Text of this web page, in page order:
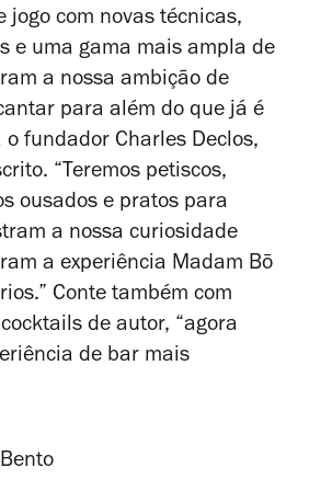
jogo com novas técnicas,
e uma gama mais ampla de
a nossa ambição de
para além do que já é
o fundador Charles Declos,
“Teremos petiscos,
ousados e pratos para
a nossa curiosidade
a experiência Madam Bō
Conte também com
de autor, “agora
de bar mais